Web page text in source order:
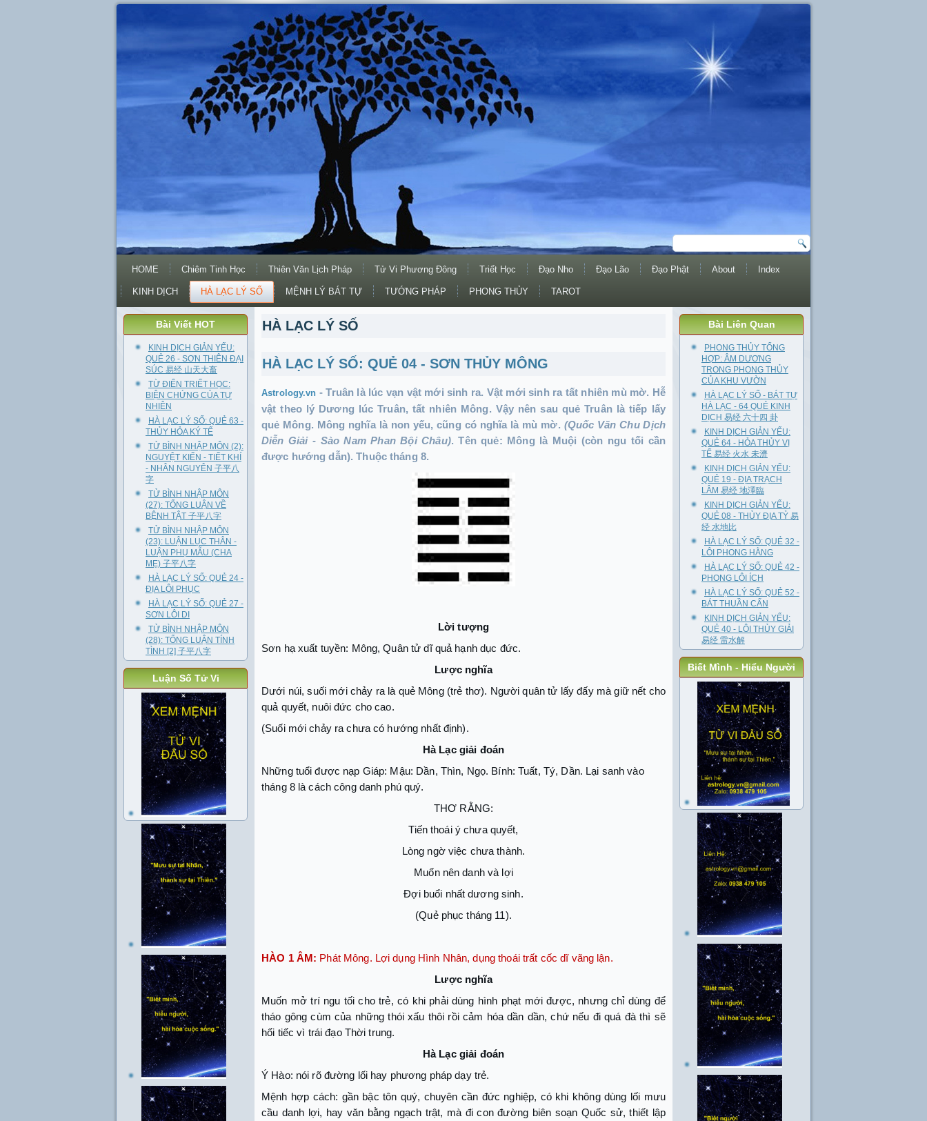
HOME Chiêm Tinh Học Thiên Văn Lịch Pháp Tử Vi Phương Đông Triết Học Đạo Nho Đạo Lão Đạo Phật About Index
KINH DỊCH HÀ LẠC LÝ SỐ MỆNH LÝ BÁT TỰ TƯỚNG PHÁP PHONG THỦY TAROT
Bài Viết HOT
KINH DỊCH GIẢN YẾU:
QUẺ 26 - SƠN THIÊN ĐẠI
SÚC 易经 山天大畜
TỪ ĐIỂN TRIẾT HỌC:
BIỆN CHỨNG CỦA TỰ
NHIÊN
HÀ LẠC LÝ SỐ: QUẺ 63 -
THỦY HỎA KÝ TẾ
TỬ BÌNH NHẬP MÔN (2):
NGUYỆT KIẾN - TIẾT KHÍ
- NHÂN NGUYÊN 子平八
字
TỬ BÌNH NHẬP MÔN
(27): TỔNG LUẬN VỀ
BỆNH TẬT 子平八字
TỬ BÌNH NHẬP MÔN
(23): LUẬN LỤC THÂN -
LUẬN PHỤ MẪU (CHA
MẸ) 子平八字
HÀ LẠC LÝ SỐ: QUẺ 24 -
ĐỊA LÔI PHỤC
HÀ LẠC LÝ SỐ: QUẺ 27 -
SƠN LÔI DI
TỬ BÌNH NHẬP MÔN
(28): TỔNG LUẬN TÍNH
TÌNH [2] 子平八字
Luận Số Tử Vi
HÀ LẠC LÝ SỐ
HÀ LẠC LÝ SỐ: QUẺ 04 - SƠN THỦY MÔNG
Astrology.vn -Truân là lúc vạn vật mới sinh ra. Vật mới sinh ra tất nhiên mù mờ. Hễ
vật theo lý Dương lúc Truân, tất nhiên Mông. Vậy nên sau quẻ Truân là tiếp lấy
quẻ Mông. Mông nghĩa là non yếu, cũng có nghĩa là mù mờ. (Quốc Văn Chu Dịch
Diễn Giải - Sào Nam Phan Bội Châu). Tên quẻ: Mông là Muội (còn ngu tối cần
được hướng dẫn). Thuộc tháng 8.
Lời tượng
Sơn hạ xuất tuyền: Mông, Quân tử dĩ quả hạnh dục đức.
Lược nghĩa
Dưới núi, suối mới chảy ra là quẻ Mông (trẻ thơ). Người quân tử lấy đấy mà giữ nết cho
quả quyết, nuôi đức cho cao.
(Suối mới chảy ra chưa có hướng nhất định).
Hà Lạc giải đoán
Những tuổi được nạp Giáp: Mậu: Dần, Thìn, Ngọ. Bính: Tuất, Tý, Dần. Lại sanh vào
tháng 8 là cách công danh phú quý.
THƠ RẰNG:
Tiến thoái ý chưa quyết,
Lòng ngờ việc chưa thành.
Muốn nên danh và lợi
Đợi buổi nhất dương sinh.
(Quẻ phục tháng 11).
HÀO 1 ÂM: Phát Mông. Lợi dụng Hình Nhân, dụng thoái trất cốc dĩ vãng lận.
Lược nghĩa
Muốn mở trí ngu tối cho trẻ, có khi phải dùng hình phạt mới được, nhưng chỉ dùng để
tháo gông cùm của những thói xấu thôi rồi cảm hóa dần dần, chứ nếu đi quá đà thì sẽ
hối tiếc vì trái đạo Thời trung.
Hà Lạc giải đoán
Ý Hào: nói rõ đường lối hay phương pháp dạy trẻ.
Mệnh hợp cách: gần bậc tôn quý, chuyên cần đức nghiệp, có khi không dùng lối mưu
cầu danh lợi, hay văn bằng ngạch trật, mà đi con đường biên soạn Quốc sử, thiết lập
Bài Liên Quan
PHONG THỦY TỔNG
HỢP: ÂM DƯƠNG
TRONG PHONG THỦY
CỦA KHU VƯỜN
HÀ LẠC LÝ SỐ - BÁT TỰ
HÀ LẠC - 64 QUẺ KINH
DỊCH 易经 六十四 卦
KINH DỊCH GIẢN YẾU:
QUẺ 64 - HỎA THỦY VỊ
TẾ 易经 火水 未濟
KINH DỊCH GIẢN YẾU:
QUẺ 19 - ĐỊA TRẠCH
LÂM 易经 地澤臨
KINH DỊCH GIẢN YẾU:
QUẺ 08 - THỦY ĐỊA TỶ 易
经 水地比
HÀ LẠC LÝ SỐ: QUẺ 32 -
LÔI PHONG HẰNG
HÀ LẠC LÝ SỐ: QUẺ 42 -
PHONG LÔI ÍCH
HÀ LẠC LÝ SỐ: QUẺ 52 -
BÁT THUẦN CẤN
KINH DỊCH GIẢN YẾU:
QUẺ 40 - LÔI THỦY GIẢI
易经 雷水解
Biết Mình - Hiểu Người